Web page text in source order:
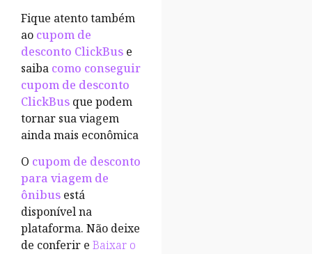
Fique atento também
ao cupom de
desconto ClickBus e
saiba como conseguir
cupom de desconto
ClickBus que podem
tornar sua viagem
ainda mais econômica
O cupom de desconto
para viagem de
ônibus está
disponível na
plataforma. Não deixe
de conferir e Baixar o